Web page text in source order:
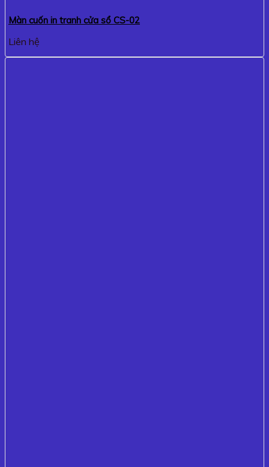
Màn cuốn in tranh cửa sổ CS-02
Liên hệ